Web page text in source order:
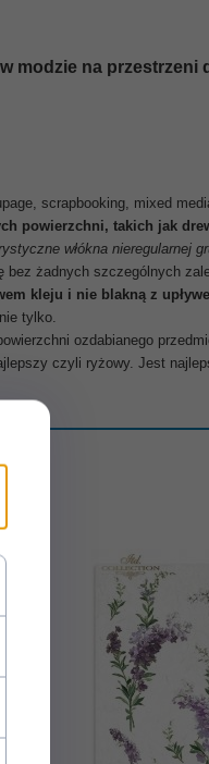
modzie na przestrzeni
scrapbooking, mixed
powierzchni, takich jak
włókna nieregularnej
bez żadnych szczególnych
kleju i nie blakną z
tylko.
ozdabianego
czyli ryżowy. Jest